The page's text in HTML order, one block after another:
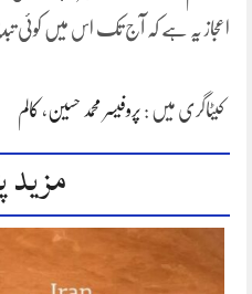
اعجاز یہ ہے کہ آج تک اس میں کوئی
کیٹاگری میں : پروفیسر محمد حسین ، کالم